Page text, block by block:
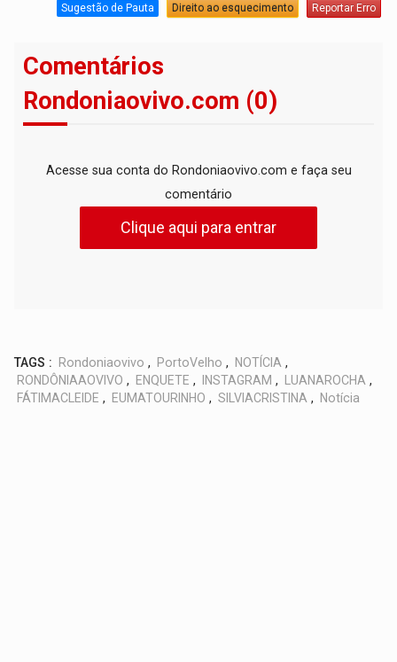
Sugestão de Pauta Direito ao esquecimento Reportar Erro
Comentários
Rondoniaovivo.com (0)
Acesse sua conta do Rondoniaovivo.com e faça seu
comentário
Clique aqui para entrar
TAGS : Rondoniaovivo , PortoVelho , NOTÍCIA ,
RONDÔNIAAOVIVO , ENQUETE , INSTAGRAM , LUANAROCHA ,
FÁTIMACLEIDE , EUMATOURINHO , SILVIACRISTINA , Notícia